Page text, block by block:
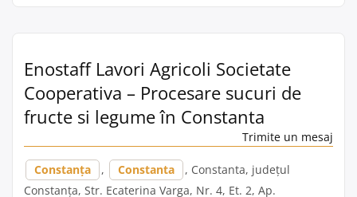
Enostaff Lavori Agricoli Societate
Cooperativa – Procesare sucuri de
fructe si legume în Constanta
Trimite un mesaj
Constanța , Constanta
, Constanta, județul
Constanța, Str. Ecaterina Varga, Nr. 4, Et. 2, Ap.